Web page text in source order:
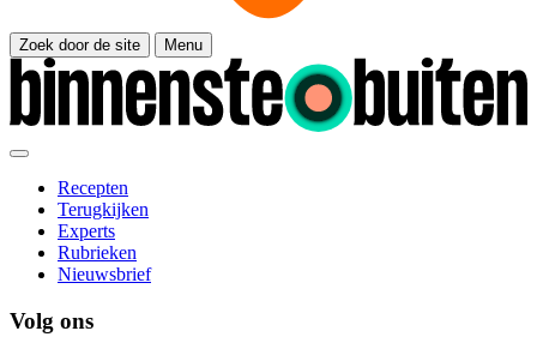
Zoek door de site Menu
Recepten
Terugkijken
Experts
Rubrieken
Nieuwsbrief
Volg ons